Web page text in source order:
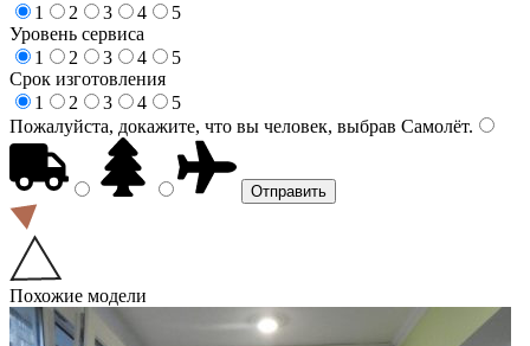
1
2 3 4
5
Уровень сервиса
1
2 3 4
5
Срок изготовления
1
2 3 4
5
Пожалуйста, докажите, что вы человек, выбрав Самолёт.
Похожие модели